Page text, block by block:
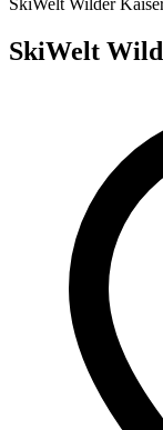
SkiWelt Wilder
SkiWelt